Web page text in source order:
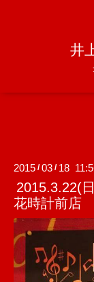
井
2015 /03 / 18
2015.3.22(
花時計前店